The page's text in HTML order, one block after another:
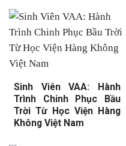
Sinh Viên VAA: Hành
Trình Chinh Phục Bầu
Trời Từ Học Viện Hàng
Không Việt Nam